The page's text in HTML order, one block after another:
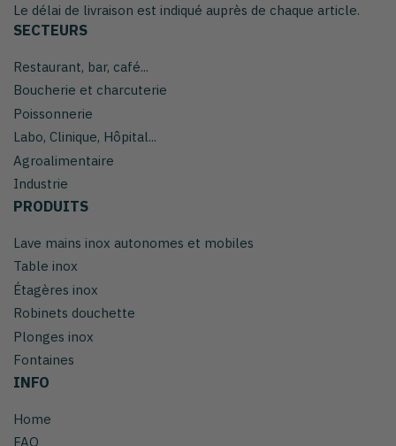
Le délai de livraison est indiqué auprès de chaque article.
SECTEURS
Restaurant, bar, café...
Boucherie et charcuterie
Poissonnerie
Labo, Clinique, Hôpital...
Agroalimentaire
Industrie
PRODUITS
Lave mains inox autonomes et mobiles
Table inox
Étagères inox
Robinets douchette
Plonges inox
Fontaines
INFO
Home
FAQ